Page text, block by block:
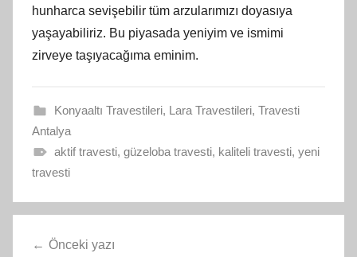
hunharca sevişebilir tüm arzularımızı doyasıya
yaşayabiliriz. Bu piyasada yeniyim ve ismimi
zirveye taşıyacağıma eminim.
Konyaaltı Travestileri, Lara Travestileri, Travesti
Antalya
aktif travesti, güzeloba travesti, kaliteli travesti, yeni
travesti
Önceki yazı